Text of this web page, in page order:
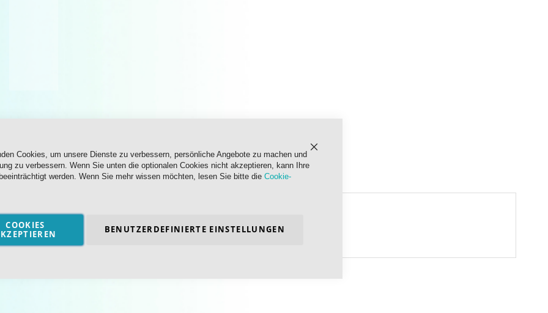
Cookies, um unsere Dienste zu verbessern, persönliche Angebote zu machen und
zu verbessern. Wenn Sie unten die optionalen Cookies nicht akzeptieren, kann Ihre
werden. Wenn Sie mehr wissen möchten, lesen Sie bitte die Cookie-
COOKIES
BENUTZERDEFINIERTE EINSTELLUNGEN